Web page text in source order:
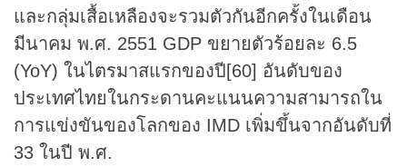
และกลุ่มเสื้อเหลืองจะรวมตัวกันอีกครั้งในเดือน
มีนาคม พ.ศ. 2551 GDP ขยายตัวร้อยละ 6.5
(YoY) ในไตรมาสแรกของปี[60] อันดับของ
ประเทศไทยในกระดานคะแนนความสามารถใน
การแข่งขันของโลกของ IMD เพิ่มขึ้นจากอันดับที่
33 ในปี พ.ศ.